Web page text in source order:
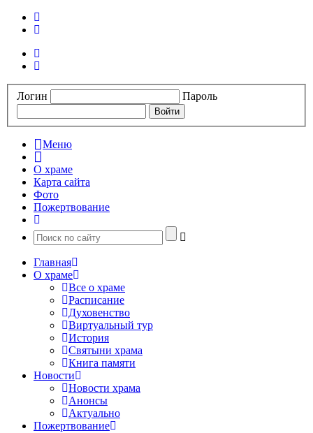
Логин Пароль
Меню
О храме
Карта сайта
Фото
Пожертвование
Главная
О храме
Все о храме
Расписание
Духовенство
Виртуальный тур
История
Святыни храма
Книга памяти
Новости
Новости храма
Анонсы
Актуально
Пожертвование